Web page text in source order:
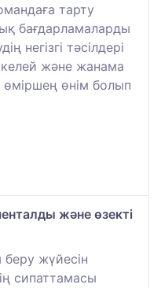
тарту
бағдарламаларды
негізгі тәсілдері
және жанама
өнім болып
және өзекті
беру жүйесін
сипаттамасы